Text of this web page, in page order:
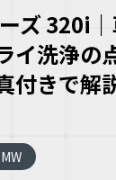
ズ 320i
イ洗浄の
付きで解